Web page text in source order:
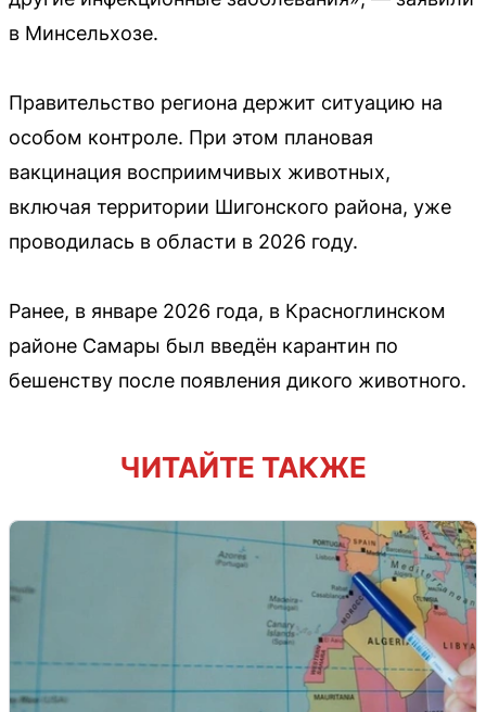
в Минсельхозе.
Правительство региона держит ситуацию на
особом контроле. При этом плановая
вакцинация восприимчивых животных,
включая территории Шигонского района, уже
проводилась в области в 2026 году.
Ранее, в январе 2026 года, в Красноглинском
районе Самары был введён карантин по
бешенству после появления дикого животного.
ЧИТАЙТЕ ТАКЖЕ